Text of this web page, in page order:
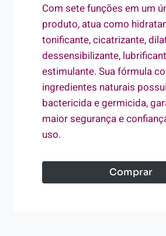
Com sete funções em um
produto, atua como
tonificante, cicatrizante,
dessensibilizante,
estimulante. Sua fórmula
ingredientes naturais
bactericida e germicida,
maior segurança e
uso.
Comprar